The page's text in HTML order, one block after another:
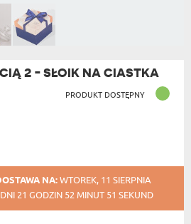
2 - SŁOIK NA CIASTKA
PRODUKT DOSTĘPNY
NA:WTOREK, 11 SIERPNIA
21 GODZIN 52 MINUT 50 SEKUND